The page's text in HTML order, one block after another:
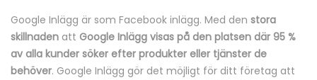
Google Inlägg är som Facebook inlägg. Med den stora
skillnaden att Google Inlägg visas på den platsen där 95 %
av alla kunder söker efter produkter eller tjänster de
behöver. Google Inlägg gör det möjligt för ditt företag att